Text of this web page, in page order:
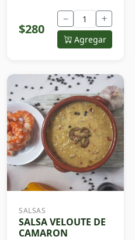
$280
− +
Agregar
SALSAS
SALSA VELOUTE DE
CAMARON